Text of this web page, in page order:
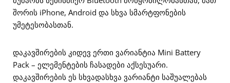
შორის iPhone, Android და სხვა სმარტფონების
უმეტესობასთან.
დაკავშირების კიდევ ერთი ვარიანტია Mini Battery
Pack – ელემენტების ჩასადები აქსესუარი.
დაკავშირების ეს სხვადასხვა ვარიანტი საშუალებას